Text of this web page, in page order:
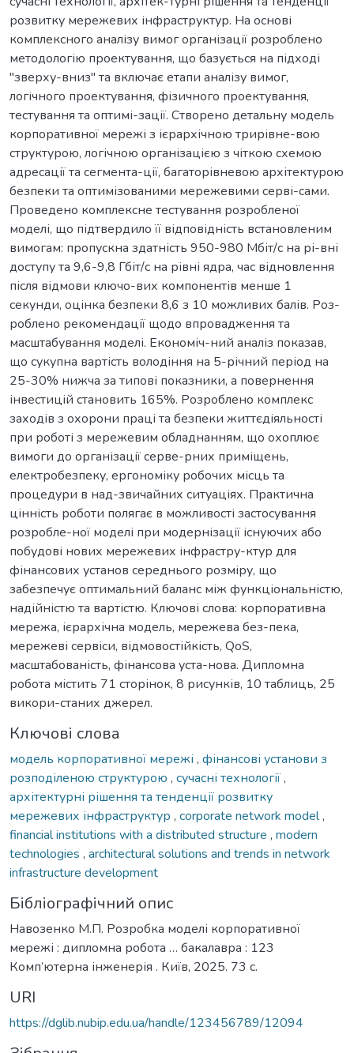
розвитку мережевих інфраструктур. На основі
комплексного аналізу вимог організації розроблено
методологію проектування, що базується на підході
"зверху-вниз" та включає етапи аналізу вимог,
логічного проектування, фізичного проектування,
тестування та оптимі-зації. Створено детальну модель
корпоративної мережі з ієрархічною трирівне-вою
структурою, логічною організацією з чіткою схемою
адресації та сегмента-ції, багаторівневою архітектурою
безпеки та оптимізованими мережевими серві-сами.
Проведено комплексне тестування розробленої
моделі, що підтвердило її відповідність встановленим
вимогам: пропускна здатність 950-980 Мбіт/с на рі-вні
доступу та 9,6-9,8 Гбіт/с на рівні ядра, час відновлення
після відмови ключо-вих компонентів менше 1
секунди, оцінка безпеки 8,6 з 10 можливих балів. Роз-
роблено рекомендації щодо впровадження та
масштабування моделі. Економіч-ний аналіз показав,
що сукупна вартість володіння на 5-річний період на
25-30% нижча за типові показники, а повернення
інвестицій становить 165%. Розроблено комплекс
заходів з охорони праці та безпеки життєдіяльності
при роботі з мережевим обладнанням, що охоплює
вимоги до організації серве-рних приміщень,
електробезпеку, ергономіку робочих місць та
процедури в над-звичайних ситуаціях. Практична
цінність роботи полягає в можливості застосування
розробле-ної моделі при модернізації існуючих або
побудові нових мережевих інфрастру-ктур для
фінансових установ середнього розміру, що
забезпечує оптимальний баланс між функціональністю,
надійністю та вартістю. Ключові слова: корпоративна
мережа, ієрархічна модель, мережева без-пека,
мережеві сервіси, відмовостійкість, QoS,
масштабованість, фінансова уста-нова. Дипломна
робота містить 71 сторінок, 8 рисунків, 10 таблиць, 25
викори-станих джерел.
Ключові слова
модель корпоративної мережі , фінансові установи з
розподіленою структурою , сучасні технології,
архітектурні рішення та тенденції розвитку
мережевих інфраструктур , corporate network model,
financial institutions with a distributed structure , modern
technologies , architectural solutions and trends in network
infrastructure development
Бібліографічний опис
Навозенко М.П. Розробка моделі корпоративної
мережі : дипломна робота … бакалавра : 123
Комп’ютерна інженерія . Київ, 2025. 73 с.
URI
https://dglib.nubip.edu.ua/handle/123456789/12094